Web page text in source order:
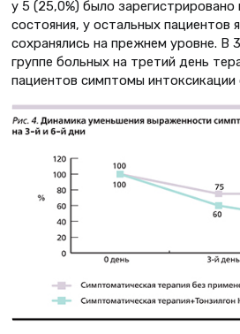
у 5 (25,0%) было
состояния, у остальных пациентов
сохранялись на прежнем уровне. В
группе больных на третий день
пациентов симптомы интоксикации